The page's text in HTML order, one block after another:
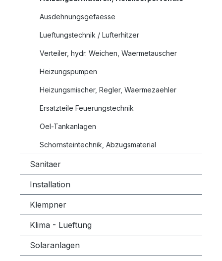
Ausdehnungsgefaesse
Lueftungstechnik / Lufterhitzer
Verteiler, hydr. Weichen, Waermetauscher
Heizungspumpen
Heizungsmischer, Regler, Waermezaehler
Ersatzteile Feuerungstechnik
Oel-Tankanlagen
Schornsteintechnik, Abzugsmaterial
Sanitaer
Installation
Klempner
Klima - Lueftung
Solaranlagen